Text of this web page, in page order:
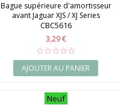
Bague supérieure d'amortisseur
avant Jaguar XJS / XJ Series
CBC5616
3,29 €
AJOUTER AU PANIER
Neuf